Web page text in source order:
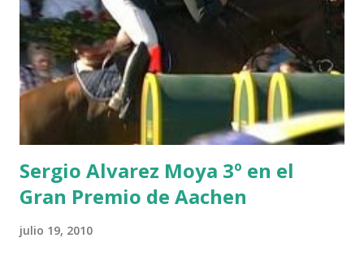
NOVEL -PHILIPPAERTS 3 triple 1 LATE NIGHT -LEVY 2 K
CLUB LADY -O’CONNOR 3 QUICK STUDY - HOUGH 4
LORENZO -AHLMANN 5 L’ESPOIR -GULLIKSEN 6
TOPINAMBOUR -LEPREVOST 7 WISCONSIN 111 -MOYA 8
INTERTOY Z - BRASH 9 HERALD –CORDON 10 SELDANA
DI CAMPALTO -SHARBATLY Vuelta Triunfal... el ganador
del Gran Premio en su vuelta de honor
Sergio Alvarez Moya 3º en el
Gran Premio de Aachen
julio 19, 2010